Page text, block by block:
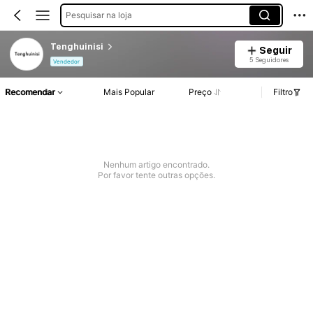
Pesquisar na loja
Tenghuinisi
Vendedor
Seguir
5 Seguidores
Recomendar Mais Popular Preço Filtro
Nenhum artigo encontrado.
Por favor tente outras opções.